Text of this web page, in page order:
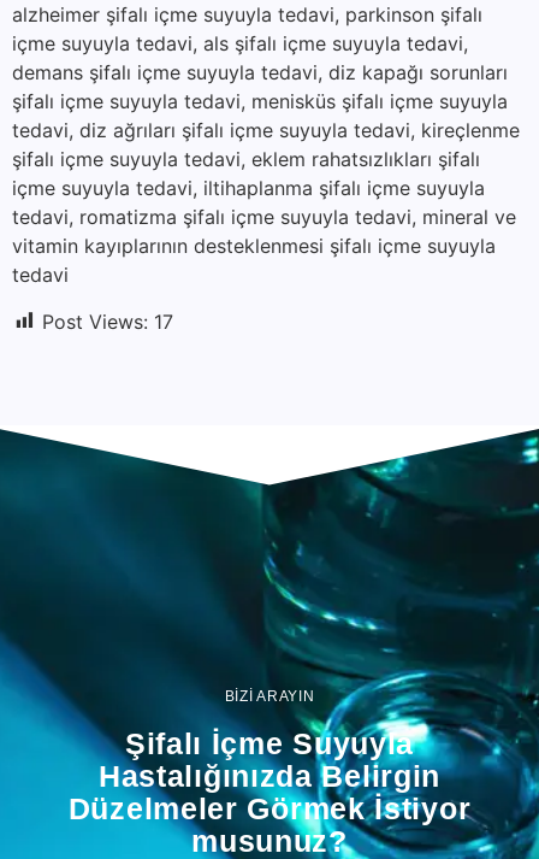
alzheimer şifalı içme suyuyla tedavi, parkinson şifalı
içme suyuyla tedavi, als şifalı içme suyuyla tedavi,
demans şifalı içme suyuyla tedavi, diz kapağı sorunları
şifalı içme suyuyla tedavi, menisküs şifalı içme suyuyla
tedavi, diz ağrıları şifalı içme suyuyla tedavi, kireçlenme
şifalı içme suyuyla tedavi, eklem rahatsızlıkları şifalı
içme suyuyla tedavi, iltihaplanma şifalı içme suyuyla
tedavi, romatizma şifalı içme suyuyla tedavi, mineral ve
vitamin kayıplarının desteklenmesi şifalı içme suyuyla
tedavi
Post Views: 17
BİZİ ARAYIN
Şifalı İçme Suyuyla
Hastalığınızda Belirgin
Düzelmeler Görmek İstiyor
musunuz?